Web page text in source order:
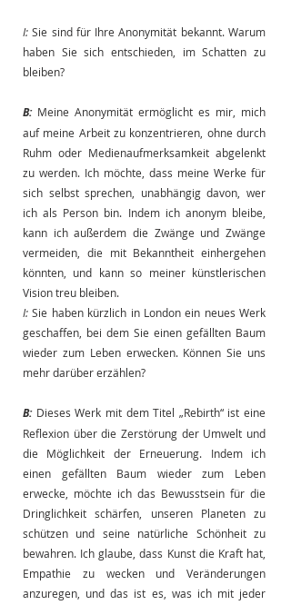
I: Sie sind für Ihre Anonymität bekannt. Warum
haben Sie sich entschieden, im Schatten zu
bleiben?
B: Meine Anonymität ermöglicht es mir, mich
auf meine Arbeit zu konzentrieren, ohne durch
Ruhm oder Medienaufmerksamkeit abgelenkt
zu werden. Ich möchte, dass meine Werke für
sich selbst sprechen, unabhängig davon, wer
ich als Person bin. Indem ich anonym bleibe,
kann ich außerdem die Zwänge und Zwänge
vermeiden, die mit Bekanntheit einhergehen
könnten, und kann so meiner künstlerischen
Vision treu bleiben.
I: Sie haben kürzlich in London ein neues Werk
geschaffen, bei dem Sie einen gefällten Baum
wieder zum Leben erwecken. Können Sie uns
mehr darüber erzählen?
B: Dieses Werk mit dem Titel „Rebirth“ ist eine
Reflexion über die Zerstörung der Umwelt und
die Möglichkeit der Erneuerung. Indem ich
einen gefällten Baum wieder zum Leben
erwecke, möchte ich das Bewusstsein für die
Dringlichkeit schärfen, unseren Planeten zu
schützen und seine natürliche Schönheit zu
bewahren. Ich glaube, dass Kunst die Kraft hat,
Empathie zu wecken und Veränderungen
anzuregen, und das ist es, was ich mit jeder